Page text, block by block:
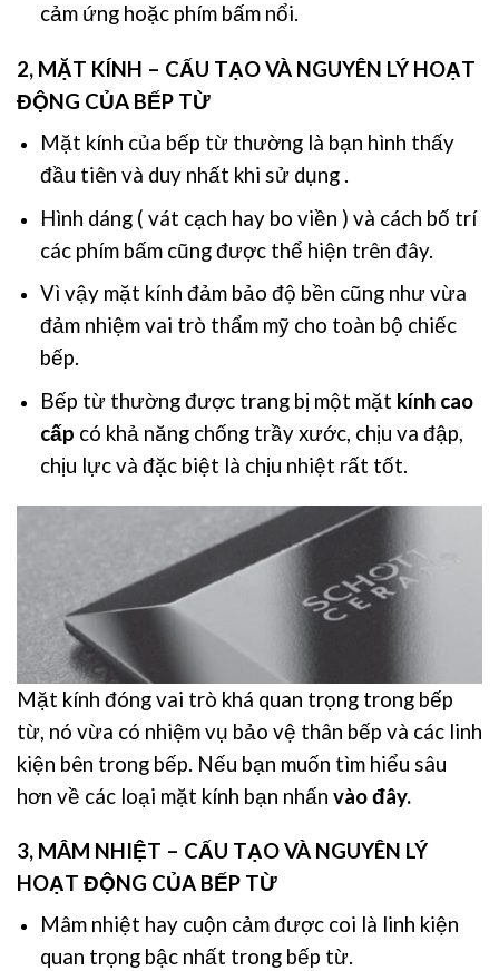
cảm ứng hoặc phím bấm nổi.
2, MẶT KÍNH – CẤU TẠO VÀ NGUYÊN LÝ HOẠT
ĐỘNG CỦA BẾP TỪ
Mặt kính của bếp từ thường là bạn hình thấy
đầu tiên và duy nhất khi sử dụng .
Hình dáng ( vát cạch hay bo viền ) và cách bố trí
các phím bấm cũng được thể hiện trên đây.
Vì vậy mặt kính đảm bảo độ bền cũng như vừa
đảm nhiệm vai trò thẩm mỹ cho toàn bộ chiếc
bếp.
Bếp từ thường được trang bị một mặt kính cao
cấp có khả năng chống trầy xước, chịu va đập,
chịu lực và đặc biệt là chịu nhiệt rất tốt.
Mặt kính đóng vai trò khá quan trọng trong bếp
từ, nó vừa có nhiệm vụ bảo vệ thân bếp và các linh
kiện bên trong bếp. Nếu bạn muốn tìm hiểu sâu
hơn về các loại mặt kính bạn nhấn vào đây.
3, MÂM NHIỆT – CẤU TẠO VÀ NGUYÊN LÝ
HOẠT ĐỘNG CỦA BẾP TỪ
Mâm nhiệt hay cuộn cảm được coi là linh kiện
quan trọng bậc nhất trong bếp từ.